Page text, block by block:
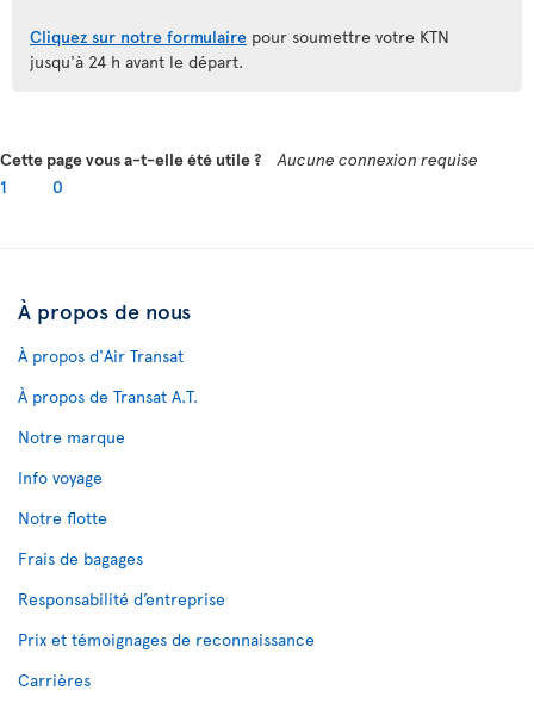
Cliquez sur notre formulaire pour soumettre votre KTN
jusqu'à 24 h avant le départ.
Cette page vous a-t-elle été utile ?
Aucune connexion requise
1
0
À propos de nous
À propos d'Air Transat
À propos de Transat A.T.
Notre marque
Info voyage
Notre flotte
Frais de bagages
Responsabilité d’entreprise
Prix et témoignages de reconnaissance
Carrières